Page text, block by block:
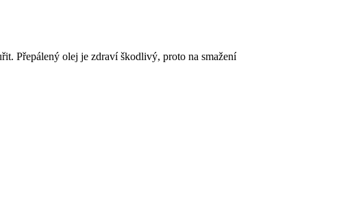
Přepálený olej je zdraví škodlivý, proto na smažení